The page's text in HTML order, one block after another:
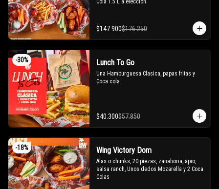
Cola 1.5 L a elección.
$147.900$176.250
-30% Lunch To Go
Una Hamburguesa Clasica, papas fritas y
Coca cola
$40.300$57.850
-18% Wing Victory Dom
Alas o chunks, 20 piezas, zanahoria, apio,
salsa ranch, Unos dedos Mozarella y 2 Coca
Colas